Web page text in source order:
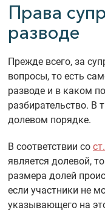
Права
разводе
Прежде всего, за
вопросы, то есть
разводе и в каком
разбирательство. В
долевом порядке.
В соответствии со
является долевой,
размера долей
если участники не
указывающего на